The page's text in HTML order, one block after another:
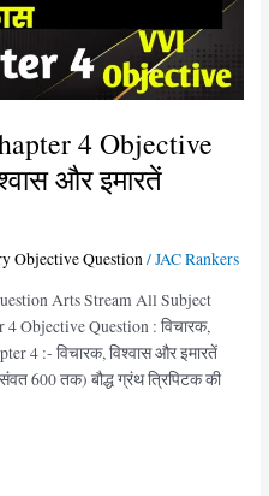
4 Objective
और इमारतें
Objective Question/JAC Rankers
Arts Stream All Subject
Objective Question : विचारक,
4 :- विचारक, विश्वास और इमारतें
600 तक) बौद्ध ग्रंथ त्रिपिटक की